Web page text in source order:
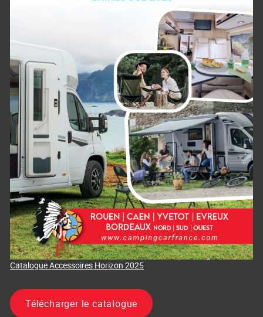
Catalogue Accessoires Horizon 2025
Télécharger le catalogue